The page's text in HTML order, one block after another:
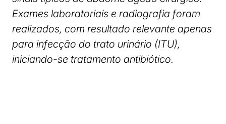
Exames laboratoriais e radiografia foram
realizados, com resultado relevante apenas
para infecção do trato urinário (ITU),
iniciando-se tratamento antibiótico.